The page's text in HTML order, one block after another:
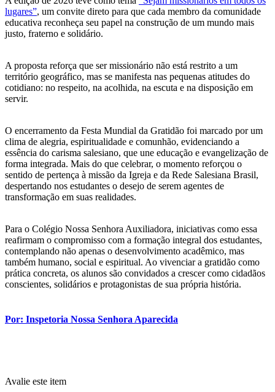
lugares”, um convite direto para que cada membro da comunidade
educativa reconheça seu papel na construção de um mundo mais
justo, fraterno e solidário.
A proposta reforça que ser missionário não está restrito a um
território geográfico, mas se manifesta nas pequenas atitudes do
cotidiano: no respeito, na acolhida, na escuta e na disposição em
servir.
O encerramento da Festa Mundial da Gratidão foi marcado por um
clima de alegria, espiritualidade e comunhão, evidenciando a
essência do carisma salesiano, que une educação e evangelização de
forma integrada. Mais do que celebrar, o momento reforçou o
sentido de pertença à missão da Igreja e da Rede Salesiana Brasil,
despertando nos estudantes o desejo de serem agentes de
transformação em suas realidades.
Para o Colégio Nossa Senhora Auxiliadora, iniciativas como essa
reafirmam o compromisso com a formação integral dos estudantes,
contemplando não apenas o desenvolvimento acadêmico, mas
também humano, social e espiritual. Ao vivenciar a gratidão como
prática concreta, os alunos são convidados a crescer como cidadãos
conscientes, solidários e protagonistas de sua própria história.
Por: Inspetoria Nossa Senhora Aparecida
Avalie este item